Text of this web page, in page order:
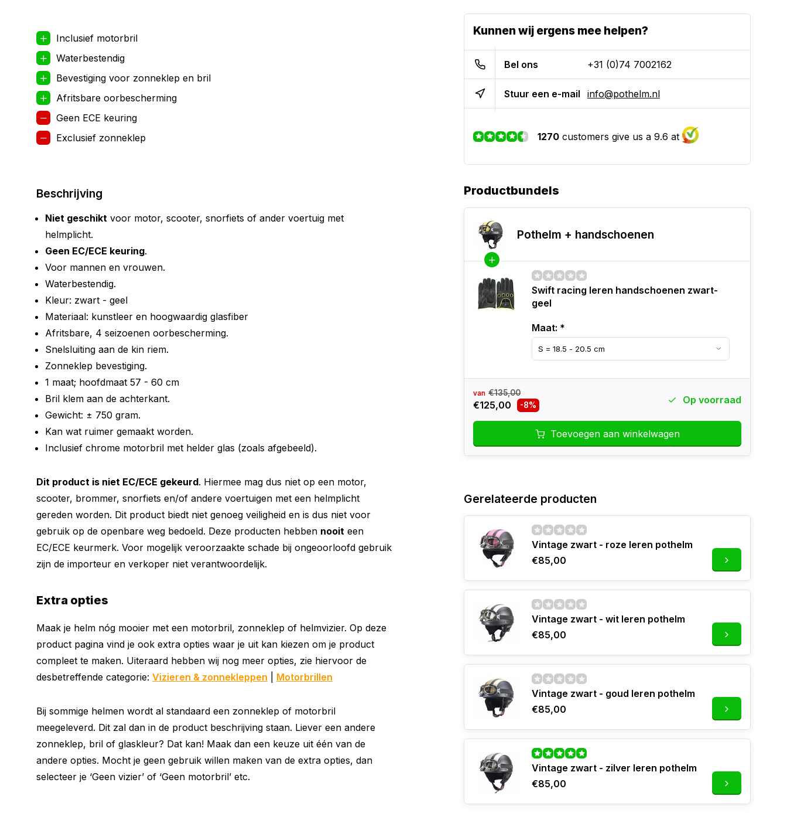
Inclusief motorbril
Waterbestendig
Bevestiging voor zonneklep en bril
Afritsbare oorbescherming
Geen ECE keuring
Exclusief zonneklep
Beschrijving
Niet geschikt voor motor, scooter, snorfiets of ander voertuig met
helmplicht.
Geen EC/ECE keuring.
Voor mannen en vrouwen.
Waterbestendig.
Kleur: zwart - geel
Materiaal: kunstleer en hoogwaardig glasfiber
Afritsbare, 4 seizoenen oorbescherming.
Snelsluiting aan de kin riem.
Zonneklep bevestiging.
1 maat; hoofdmaat 57 - 60 cm
Bril klem aan de achterkant.
Gewicht: ± 750 gram.
Kan wat ruimer gemaakt worden.
Inclusief chrome motorbril met helder glas (zoals afgebeeld).
Dit product is niet EC/ECE gekeurd. Hiermee mag dus niet op een motor,
scooter, brommer, snorfiets en/of andere voertuigen met een helmplicht
gereden worden. Dit product biedt niet genoeg veiligheid en is dus niet voor
gebruik op de openbare weg bedoeld. Deze producten hebben nooit een
EC/ECE keurmerk. Voor mogelijk veroorzaakte schade bij ongeoorloofd gebruik
zijn de importeur en verkoper niet verantwoordelijk.
Extra opties
Maak je helm nóg mooier met een motorbril, zonneklep of helmvizier. Op deze
product pagina vind je ook extra opties waar je uit kan kiezen om je product
compleet te maken. Uiteraard hebben wij nog meer opties, zie hiervoor de
desbetreffende categorie: Vizieren & zonnekleppen Motorbrillen
Bij sommige helmen wordt al standaard een zonneklep of motorbril
meegeleverd. Dit zal dan in de product beschrijving staan. Liever een andere
zonneklep, bril of glaskleur? Dat kan! Maak dan een keuze uit één van de
andere opties. Mocht je geen gebruik willen maken van de extra opties, dan
selecteer je ‘Geen vizier’ of ‘Geen motorbril’ etc.
Kunnen wij ergens mee helpen?
Bel ons +31 (0)74 7002162
Stuur een e-mail info@pothelm.nl
1270 customers give us a 9.6 at
Productbundels
Pothelm + handschoenen
Swift racing leren handschoenen zwart-
geel
Maat: *
van €135,00
€125,00 -8% Op voorraad
Toevoegen aan winkelwagen
Gerelateerde producten
Vintage zwart - roze leren pothelm
€85,00
Vintage zwart - wit leren pothelm
€85,00
Vintage zwart - goud leren pothelm
€85,00
Vintage zwart - zilver leren pothelm
€85,00